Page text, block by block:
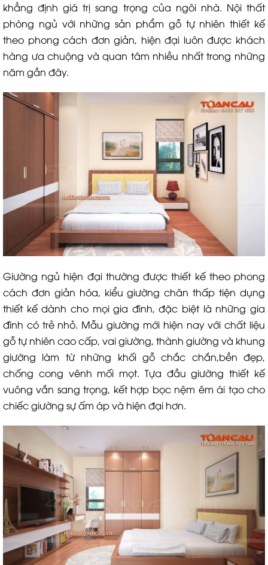
khẳng định giá trị sang trọng của ngôi nhà. Nội thất
phòng ngủ với những sản phẩm gỗ tự nhiên thiết kế
theo phong cách đơn giản, hiện đại luôn được khách
hàng ưa chuộng và quan tâm nhiều nhất trong những
năm gần đây.
Giường ngủ hiện đại thường được thiết kế theo phong
cách đơn giản hóa, kiểu giường chân thấp tiện dụng
thiết kế dành cho mọi gia đình, đặc biệt là những gia
đình có trẻ nhỏ. Mẫu giường mới hiện nay với chất liệu
gỗ tự nhiên cao cấp, vai giường, thành giường và khung
giường làm từ những khối gỗ chắc chắn,bền đẹp,
chống cong vênh mối mọt. Tựa đầu giường thiết kế
vuông vắn sang trọng, kết hợp bọc nệm êm ái tạo cho
chiếc giường sự ấm áp và hiện đại hơn.